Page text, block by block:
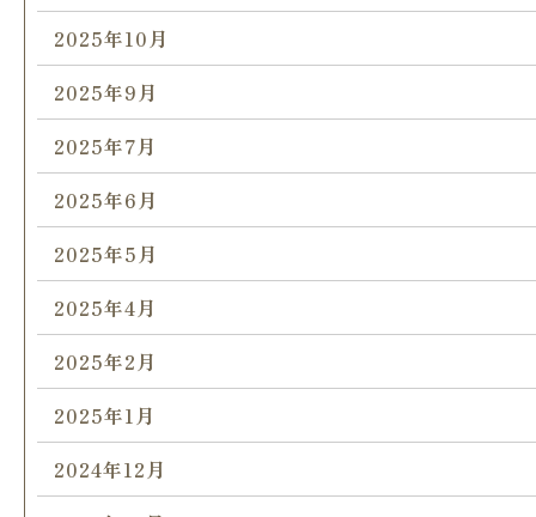
2025年10月
2025年9月
2025年7月
2025年6月
2025年5月
2025年4月
2025年2月
2025年1月
2024年12月